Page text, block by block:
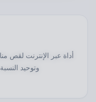
أداة عبر الإنترنت لقص
وتوحيد